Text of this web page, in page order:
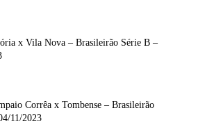
x Vila Nova – Brasileirão Série B –
Corrêa x Tombense – Brasileirão
11/2023